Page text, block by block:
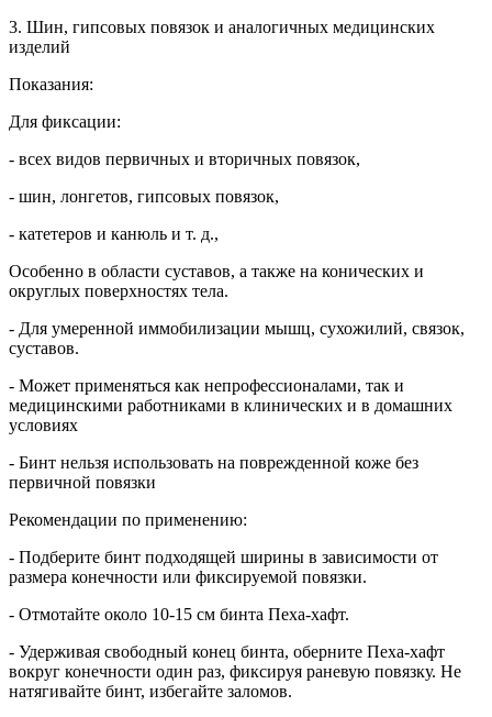
3. Шин, гипсовых повязок и аналогичных медицинских
изделий
Показания:
Для фиксации:
- всех видов первичных и вторичных повязок,
- шин, лонгетов, гипсовых повязок,
- катетеров и канюль и т. д.,
Особенно в области суставов, а также на конических и
округлых поверхностях тела.
- Для умеренной иммобилизации мышц, сухожилий, связок,
суставов.
- Может применяться как непрофессионалами, так и
медицинскими работниками в клинических и в домашних
условиях
- Бинт нельзя использовать на поврежденной коже без
первичной повязки
Рекомендации по применению:
- Подберите бинт подходящей ширины в зависимости от
размера конечности или фиксируемой повязки.
- Отмотайте около 10-15 см бинта Пеха-хафт.
- Удерживая свободный конец бинта, оберните Пеха-хафт
вокруг конечности один раз, фиксируя раневую повязку. Не
натягивайте бинт, избегайте заломов.